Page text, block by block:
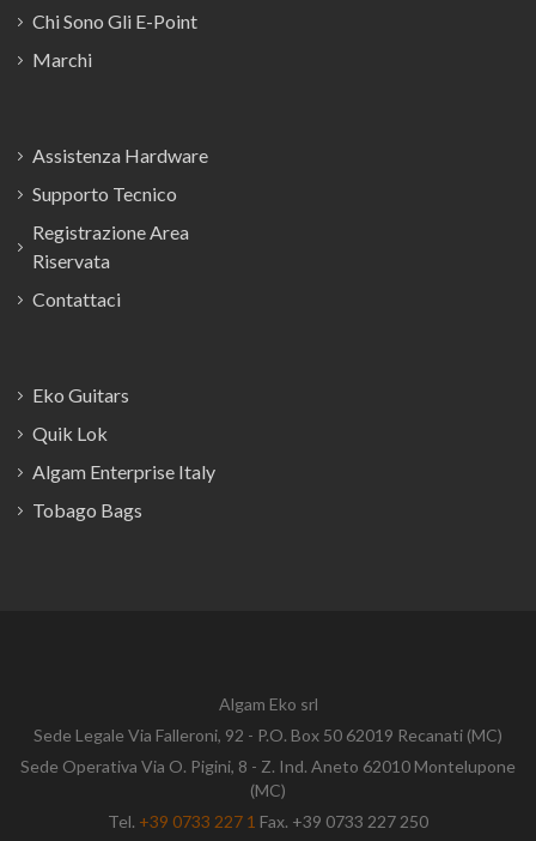
Chi Sono Gli E-Point
Marchi
Assistenza Hardware
Supporto Tecnico
Registrazione Area
Riservata
Contattaci
Eko Guitars
Quik Lok
Algam Enterprise Italy
Tobago Bags
Algam Eko srl
Sede Legale Via Falleroni, 92 - P.O. Box 50 62019 Recanati (MC)
Sede Operativa Via O. Pigini, 8 - Z. Ind. Aneto 62010 Montelupone
(MC)
Tel. +39 0733 227 1 Fax. +39 0733 227 250